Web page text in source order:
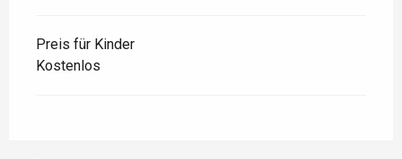
Preis für Kinder
Kostenlos